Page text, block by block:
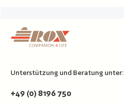
Unterstützung und Beratung unter:
+49 (0) 8196 750